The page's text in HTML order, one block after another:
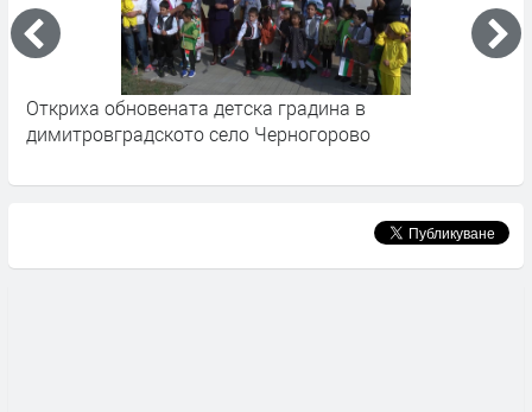
градина в
Черногорово
Заместник –
Иво Димов участваха в